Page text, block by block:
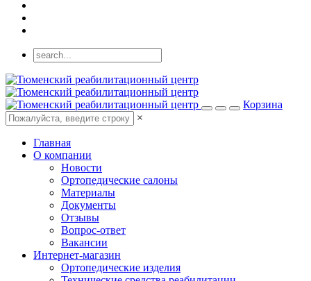
Корзина
×
Главная
О компании
Новости
Ортопедические салоны
Материалы
Документы
Отзывы
Вопрос-ответ
Вакансии
Интернет-магазин
Ортопедические изделия